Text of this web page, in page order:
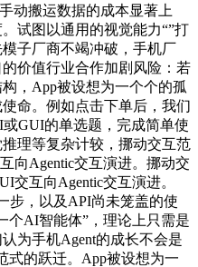
动搬运数据的成本显著上
试图以通用的视觉能力“”打
子厂商不竭冲破，手机厂
价值行业合作加剧风险：若
，App被设想为一个个的孤
命。例如点击下单后，我们
GUI的单选题，完成简单使
理等复杂计较，挪动交互范
向Agentic交互演进。挪动交
交互向Agentic交互演进。
步，以及API尚未笼盖的使
个AI智能体”，理论上只需是
为手机Agent的成长不会是
式的跃迁。App被设想为一